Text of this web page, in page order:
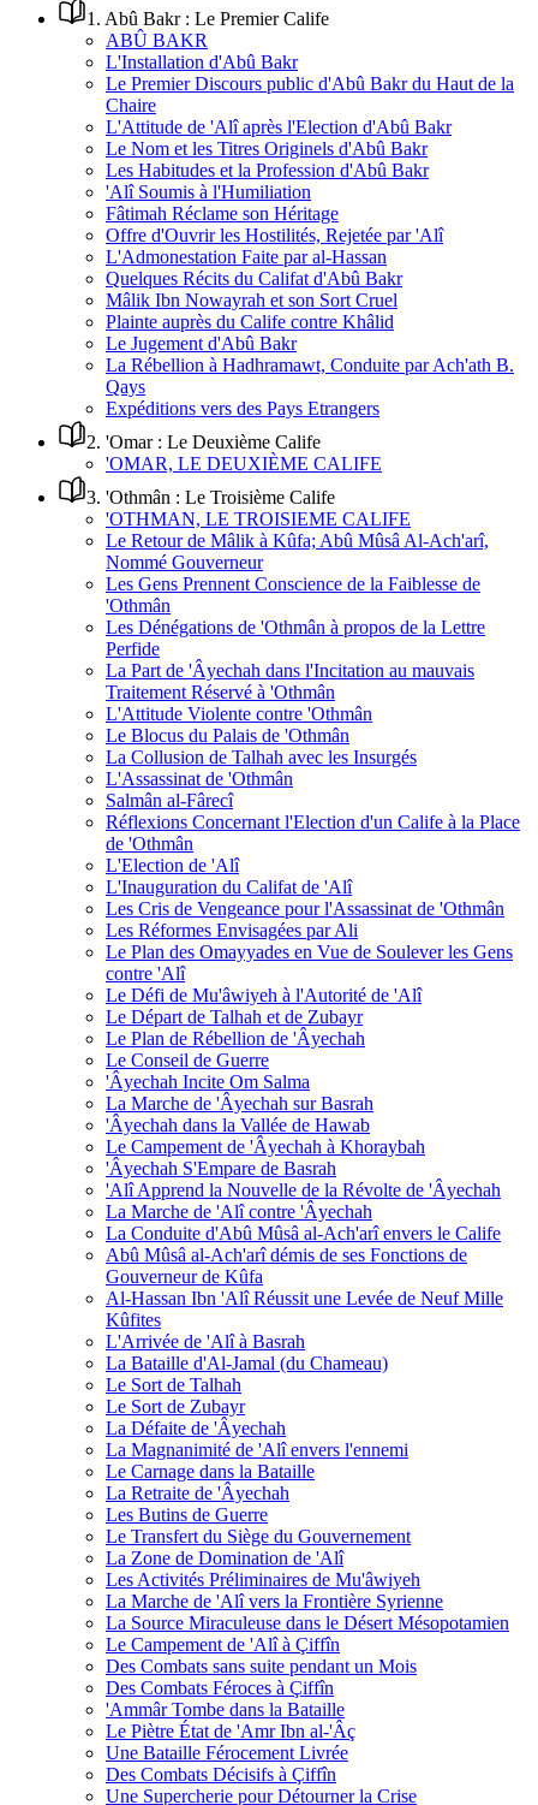
1 . Abû Bakr : Le Premier Calife
ABÛ BAKR
L'Installation d'Abû Bakr
Le Premier Discours public d'Abû Bakr du Haut de la
Chaire
L'Attitude de 'Alî après l'Election d'Abû Bakr
Le Nom et les Titres Originels d'Abû Bakr
Les Habitudes et la Profession d'Abû Bakr
'Alî Soumis à l'Humiliation
Fâtimah Réclame son Héritage
Offre d'Ouvrir les Hostilités, Rejetée par 'Alî
L'Admonestation Faite par al-Hassan
Quelques Récits du Califat d'Abû Bakr
Mâlik Ibn Nowayrah et son Sort Cruel
Plainte auprès du Calife contre Khâlid
Le Jugement d'Abû Bakr
La Rébellion à Hadhramawt, Conduite par Ach'ath B.
Qays
Expéditions vers des Pays Etrangers
2. 'Omar : Le Deuxième Calife
'OMAR, LE DEUXIÈME CALIFE
3. 'Othmân : Le Troisième Calife
'OTHMAN, LE TROISIEME CALIFE
Le Retour de Mâlik à Kûfa; Abû Mûsâ Al-Ach'arî,
Nommé Gouverneur
Les Gens Prennent Conscience de la Faiblesse de
'Othmân
Les Dénégations de 'Othmân à propos de la Lettre
Perfide
La Part de 'Âyechah dans l'Incitation au mauvais
Traitement Réservé à 'Othmân
L'Attitude Violente contre 'Othmân
Le Blocus du Palais de 'Othmân
La Collusion de Talhah avec les Insurgés
L'Assassinat de 'Othmân
Salmân al-Fârecî
Réflexions Concernant l'Election d'un Calife à la Place
de 'Othmân
L'Election de 'Alî
L'Inauguration du Califat de 'Alî
Les Cris de Vengeance pour l'Assassinat de 'Othmân
Les Réformes Envisagées par Ali
Le Plan des Omayyades en Vue de Soulever les Gens
contre 'Alî
Le Défi de Mu'âwiyeh à l'Autorité de 'Alî
Le Départ de Talhah et de Zubayr
Le Plan de Rébellion de 'Âyechah
Le Conseil de Guerre
'Âyechah Incite Om Salma
La Marche de 'Âyechah sur Basrah
'Âyechah dans la Vallée de Hawab
Le Campement de 'Âyechah à Khoraybah
'Âyechah S'Empare de Basrah
'Alî Apprend la Nouvelle de la Révolte de 'Âyechah
La Marche de 'Alî contre 'Âyechah
La Conduite d'Abû Mûsâ al-Ach'arî envers le Calife
Abû Mûsâ al-Ach'arî démis de ses Fonctions de
Gouverneur de Kûfa
Al-Hassan Ibn 'Alî Réussit une Levée de Neuf Mille
Kûfites
L'Arrivée de 'Alî à Basrah
La Bataille d'Al-Jamal (du Chameau)
Le Sort de Talhah
Le Sort de Zubayr
La Défaite de 'Âyechah
La Magnanimité de 'Alî envers l'ennemi
Le Carnage dans la Bataille
La Retraite de 'Âyechah
Les Butins de Guerre
Le Transfert du Siège du Gouvernement
La Zone de Domination de 'Alî
Les Activités Préliminaires de Mu'âwiyeh
La Marche de 'Alî vers la Frontière Syrienne
La Source Miraculeuse dans le Désert Mésopotamien
Le Campement de 'Alî à Çiffîn
Des Combats sans suite pendant un Mois
Des Combats Féroces à Çiffîn
'Ammâr Tombe dans la Bataille
Le Piètre État de 'Amr Ibn al-'Âç
Une Bataille Férocement Livrée
Des Combats Décisifs à Çiffîn
Une Supercherie pour Détourner la Crise